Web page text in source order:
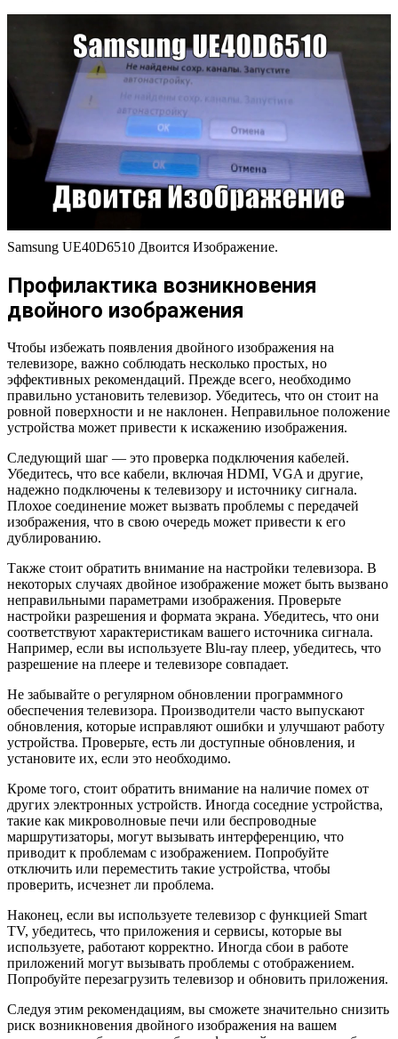
Samsung UE40D6510 Двоится Изображение.
Профилактика возникновения
двойного изображения
Чтобы избежать появления двойного изображения на
телевизоре, важно соблюдать несколько простых, но
эффективных рекомендаций. Прежде всего, необходимо
правильно установить телевизор. Убедитесь, что он стоит на
ровной поверхности и не наклонен. Неправильное положение
устройства может привести к искажению изображения.
Следующий шаг — это проверка подключения кабелей.
Убедитесь, что все кабели, включая HDMI, VGA и другие,
надежно подключены к телевизору и источнику сигнала.
Плохое соединение может вызвать проблемы с передачей
изображения, что в свою очередь может привести к его
дублированию.
Также стоит обратить внимание на настройки телевизора. В
некоторых случаях двойное изображение может быть вызвано
неправильными параметрами изображения. Проверьте
настройки разрешения и формата экрана. Убедитесь, что они
соответствуют характеристикам вашего источника сигнала.
Например, если вы используете Blu-ray плеер, убедитесь, что
разрешение на плеере и телевизоре совпадает.
Не забывайте о регулярном обновлении программного
обеспечения телевизора. Производители часто выпускают
обновления, которые исправляют ошибки и улучшают работу
устройства. Проверьте, есть ли доступные обновления, и
установите их, если это необходимо.
Кроме того, стоит обратить внимание на наличие помех от
других электронных устройств. Иногда соседние устройства,
такие как микроволновые печи или беспроводные
маршрутизаторы, могут вызывать интерференцию, что
приводит к проблемам с изображением. Попробуйте
отключить или переместить такие устройства, чтобы
проверить, исчезнет ли проблема.
Наконец, если вы используете телевизор с функцией Smart
TV, убедитесь, что приложения и сервисы, которые вы
используете, работают корректно. Иногда сбои в работе
приложений могут вызывать проблемы с отображением.
Попробуйте перезагрузить телевизор и обновить приложения.
Следуя этим рекомендациям, вы сможете значительно снизить
риск возникновения двойного изображения на вашем